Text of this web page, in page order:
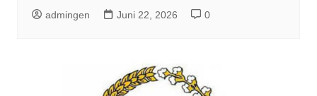
admingen Juni 22, 2026 0